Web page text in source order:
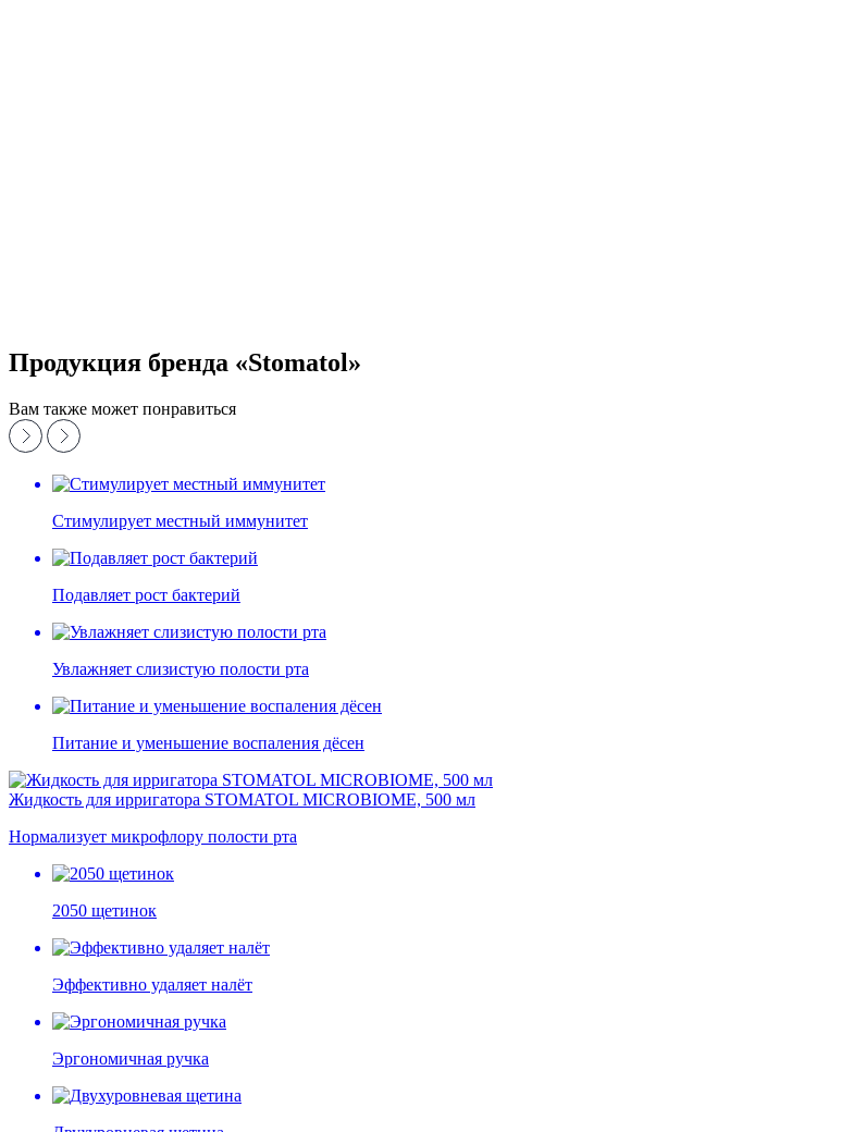
Продукция бренда «Stomatol»
Вам также может понравиться
Стимулирует местный иммунитет
Подавляет рост бактерий
Увлажняет слизистую полости рта
Питание и уменьшение воспаления дёсен
Жидкость для ирригатора STOMATOL MICROBIOME, 500 мл
Нормализует микрофлору полости рта
2050 щетинок
Эффективно удаляет налёт
Эргономичная ручка